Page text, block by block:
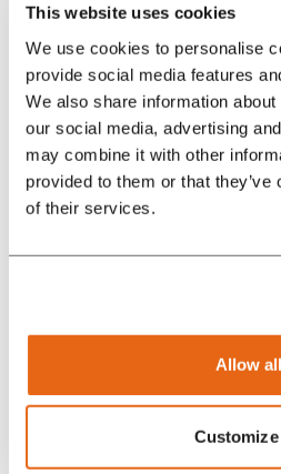
This website uses cookies
We use cookies to personalise
provide social media features
We also share information
our social media, advertising
may combine it with other
provided to them or that
of their services.
Allow all
Customize
zejména v následujících
Přečtěte si více